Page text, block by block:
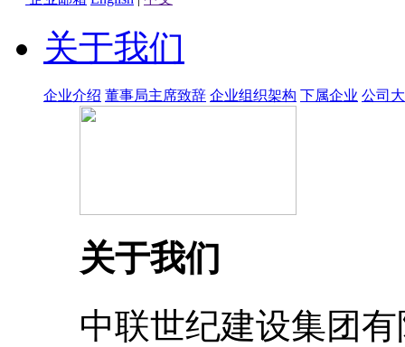
关于我们
企业介绍 董事局主席致辞 企业组织架构 下属企业 公司
关于我们
中联世纪建设集团